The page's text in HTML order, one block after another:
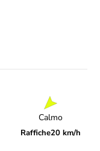
Calmo
Raffiche20 km/h